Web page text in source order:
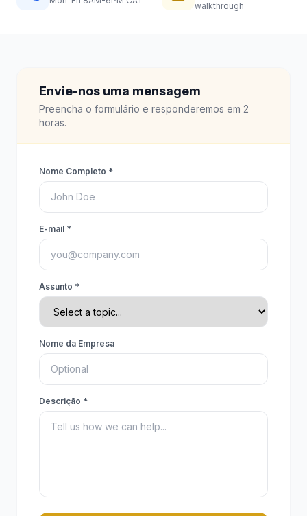
walkthrough
Envie-nos uma mensagem
Preencha o formulário e responderemos em 2
horas.
Nome Completo *
E-mail *
Assunto *
Nome da Empresa
Descrição *